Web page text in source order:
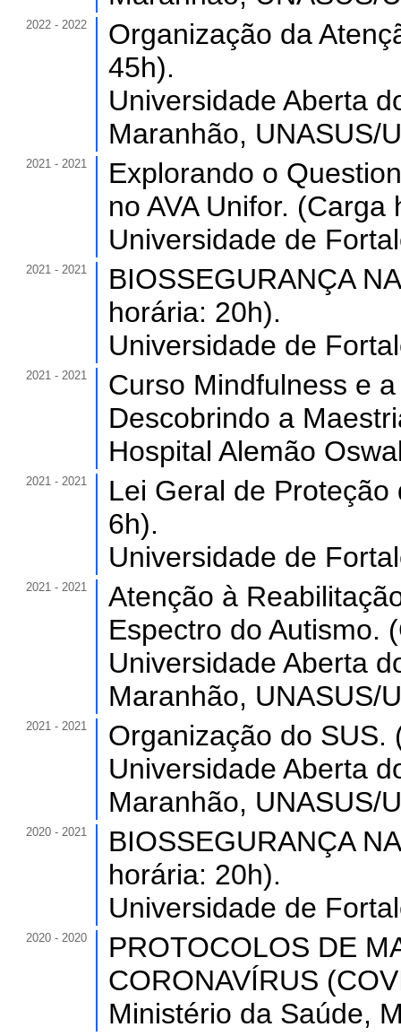
2022 - 2022
Organização da
45h).
Universidade Aberta
Maranhão, UNASUS/
2021 - 2021
Explorando o
no AVA Unifor. (Carga
Universidade de
2021 - 2021
BIOSSEGURANÇA
horária: 20h).
Universidade de
2021 - 2021
Curso Mindfulness e
Descobrindo a
Hospital Alemão
2021 - 2021
Lei Geral de
6h).
Universidade de
2021 - 2021
Atenção à
Espectro do Autismo.
Universidade Aberta
Maranhão, UNASUS/
2021 - 2021
Organização do SUS.
Universidade Aberta
Maranhão, UNASUS/
2020 - 2021
BIOSSEGURANÇA
horária: 20h).
Universidade de
2020 - 2020
PROTOCOLOS DE
CORONAVÍRUS
Ministério da Saúde,